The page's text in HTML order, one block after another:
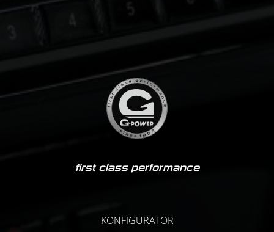
first class performance
KONFIGURATOR